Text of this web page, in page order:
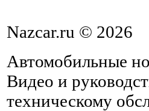
Nazcar.ru © 2026
Автомобильные
Видео и
техническому